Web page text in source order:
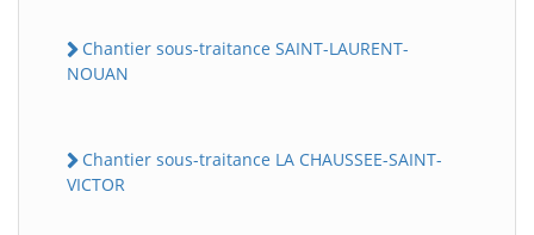
Chantier sous-traitance SAINT-LAURENT-
NOUAN
Chantier sous-traitance LA CHAUSSEE-SAINT-
VICTOR